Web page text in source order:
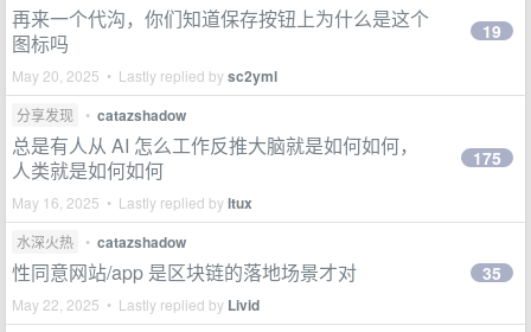
再来一个代沟，你们知道保存按钮上为什么是这个
图标吗
May 20, 2025 • Lastly replied bysc2yml
19
分享发现 • catazshadow
总是有人从 AI 怎么工作反推大脑就是如何如何，
人类就是如何如何
May 16, 2025 • Lastly replied byltux
175
水深火热 • catazshadow
性同意网站/app 是区块链的落地场景才对
May 22, 2025 • Lastly replied by Livid
35